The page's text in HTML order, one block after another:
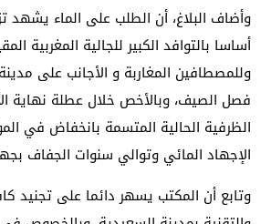
وأضاف البلاغ، أن الطلب على الماء يشهد
أساسا بالتوافد الكبير للجالية المغربية
وللمصطافين المغاربة و الأجانب على
فصل الصيف، وبالأخص خلال عطلة نهاية
الظرفية الحالية المتسمة بانخفاض في
الإجهاد المائي وتوالي سنوات الجفاف
وتابع أن المكتب يسهر دائما على تجنيد